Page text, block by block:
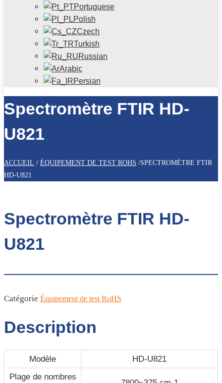
Portuguese
Polish
Czech
Turkish
Russian
Arabic
Persian
Spectromètre FTIR HD-
U821
ACCUEIL / ÉQUIPEMENT DE TEST ROHS /SPECTROMÈTRE FTIR
HD-U821
Spectromètre FTIR HD-
U821
Catégorie Équipement de test RoHS
Description
Modèle
HD-U821
Plage de nombres